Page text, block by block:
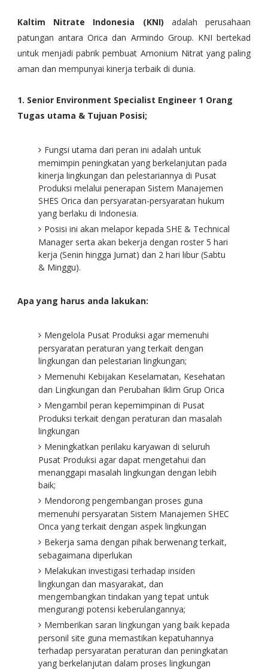
Kaltim Nitrate Indonesia (KNI) adalah perusahaan
patungan antara Orica dan Armindo Group. KNI bertekad
untuk menjadi pabrik pembuat Amonium Nitrat yang paling
aman dan mempunyai kinerja terbaik di dunia.
1. Senior Environment Specialist Engineer 1 Orang
Tugas utama & Tujuan Posisi;
Fungsi utama dari peran ini adalah untuk
memimpin peningkatan yang berkelanjutan pada
kinerja lingkungan dan pelestariannya di Pusat
Produksi melalui penerapan Sistem Manajemen
SHES Orica dan persyaratan-persyaratan hukum
yang berlaku di Indonesia.
Posisi ini akan melapor kepada SHE & Technical
Manager serta akan bekerja dengan roster 5 hari
kerja (Senin hingga Jumat) dan 2 hari libur (Sabtu
& Minggu).
Apa yang harus anda lakukan:
Mengelola Pusat Produksi agar memenuhi
persyaratan peraturan yang terkait dengan
lingkungan dan pelestarian lingkungan;
Memenuhi Kebijakan Keselamatan, Kesehatan
dan Lingkungan dan Perubahan Iklim Grup Orica
Mengambil peran kepemimpinan di Pusat
Produksi terkait dengan peraturan dan masalah
lingkungan
Meningkatkan perilaku karyawan di seluruh
Pusat Produksi agar dapat mengetahui dan
menanggapi masalah lingkungan dengan lebih
baik;
Mendorong pengembangan proses guna
memenuhi persyaratan Sistem Manajemen SHEC
Onca yang terkait dengan aspek lingkungan
Bekerja sama dengan pihak berwenang terkait,
sebagaimana diperlukan
Melakukan investigasi terhadap insiden
lingkungan dan masyarakat, dan
mengembangkan tindakan yang tepat untuk
mengurangi potensi keberulangannya;
Memberikan saran lingkungan yang baik kepada
personil site guna memastikan kepatuhannya
terhadap persyaratan peraturan dan peningkatan
yang berkelanjutan dalam proses lingkungan